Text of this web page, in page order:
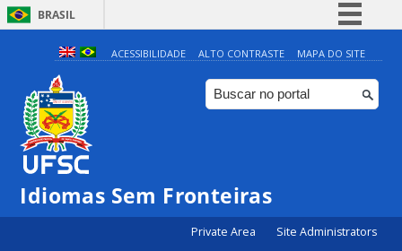
BRASIL
Simplifique!
Comunica BR
Participe
Canais
ACESSIBILIDADE ALTO CONTRASTE MAPA DO SITE
Idiomas Sem Fronteiras
Private Area Site Administrators